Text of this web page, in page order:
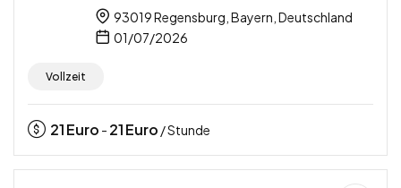
93019 Regensburg, Bayern, Deutschland
01/07/2026
Vollzeit
21Euro - 21Euro / Stunde